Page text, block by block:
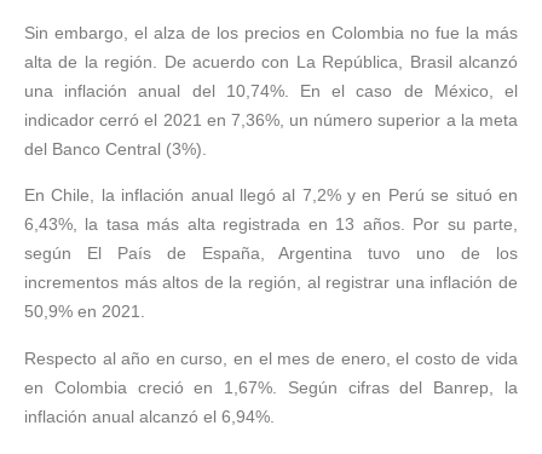
Sin embargo, el alza de los precios en Colombia no fue la más
alta de la región. De acuerdo con La República, Brasil alcanzó
una inflación anual del 10,74%. En el caso de México, el
indicador cerró el 2021 en 7,36%, un número superior a la meta
del Banco Central (3%).
En Chile, la inflación anual llegó al 7,2% y en Perú se situó en
6,43%, la tasa más alta registrada en 13 años. Por su parte,
según El País de España, Argentina tuvo uno de los
incrementos más altos de la región, al registrar una inflación de
50,9% en 2021.
Respecto al año en curso, en el mes de enero, el costo de vida
en Colombia creció en 1,67%. Según cifras del Banrep, la
inflación anual alcanzó el 6,94%.